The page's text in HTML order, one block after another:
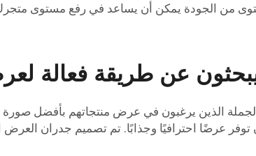
من الجودة يمكن أن يساعد في رفع مستوى
يبحثون عن طريقة فعالة
الذين يرغبون في عرض منتجاتهم بأفضل
عرضًا احترافيًا وجذابًا. تم تصميم جدران